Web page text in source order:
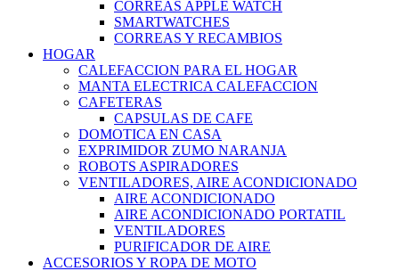
CORREAS APPLE WATCH
SMARTWATCHES
CORREAS Y RECAMBIOS
HOGAR
CALEFACCION PARA EL HOGAR
MANTA ELECTRICA CALEFACCION
CAFETERAS
CAPSULAS DE CAFE
DOMOTICA EN CASA
EXPRIMIDOR ZUMO NARANJA
ROBOTS ASPIRADORES
VENTILADORES, AIRE ACONDICIONADO
AIRE ACONDICIONADO
AIRE ACONDICIONADO PORTATIL
VENTILADORES
PURIFICADOR DE AIRE
ACCESORIOS Y ROPA DE MOTO